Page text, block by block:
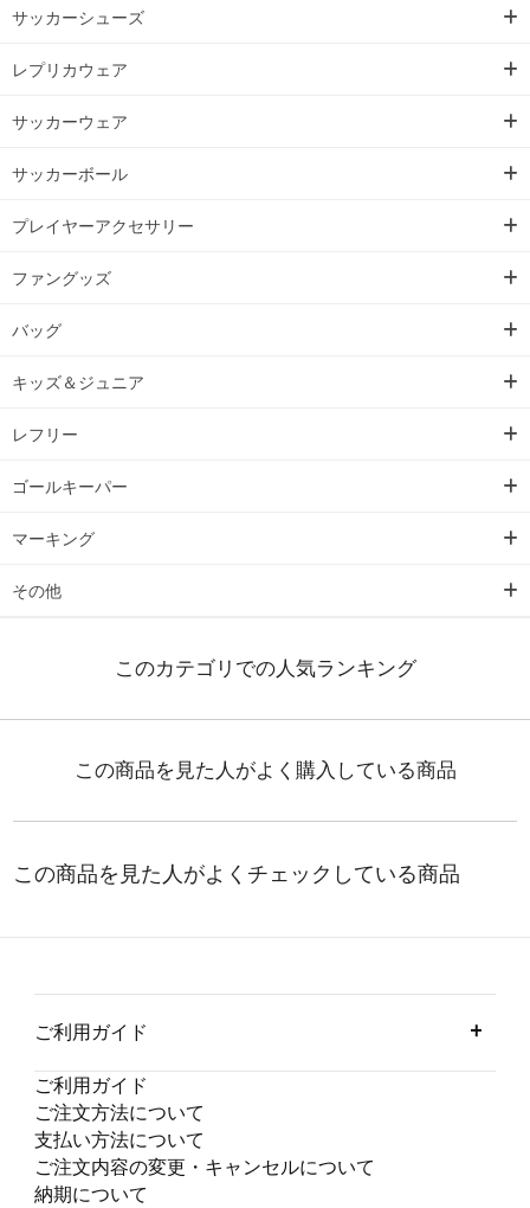
サッカーシューズ
レプリカウェア
サッカーウェア
サッカーボール
プレイヤーアクセサリー
ファングッズ
バッグ
キッズ＆ジュニア
レフリー
ゴールキーパー
マーキング
その他
ご利用ガイド
ご利用ガイド
ご注文方法について
支払い方法について
ご注文内容の変更・キャンセルについて
納期について